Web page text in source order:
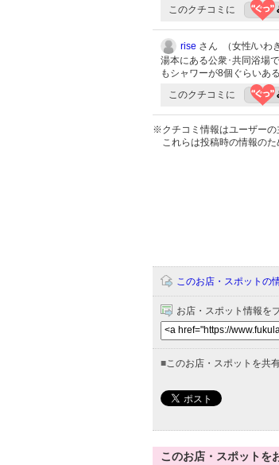
このクチコミに
rise さん （女性/いわ
湯本にある公衆･共同浴場
もシャワーが8個ぐらいあ
このクチコミに
※クチコミ情報はユーザーの
これらは投稿時の情報の
このお店・スポットの
お店・スポット情報を
■ このお店・スポットを共
このお店・スポットを